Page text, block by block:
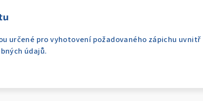
určené pro vyhotovení požadovaného zápichu
údajů.